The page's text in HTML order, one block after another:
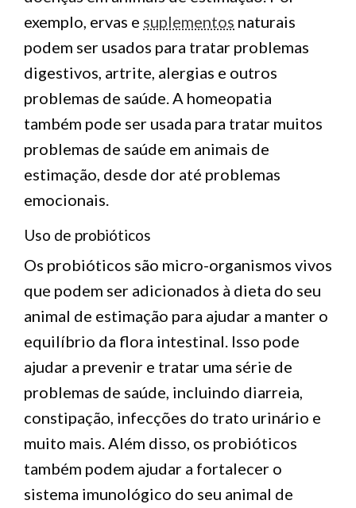
exemplo, ervas e suplementos naturais
podem ser usados ​​para tratar problemas
digestivos, artrite, alergias e outros
problemas de saúde. A homeopatia
também pode ser usada para tratar muitos
problemas de saúde em animais de
estimação, desde dor até problemas
emocionais.
Uso de probióticos
Os probióticos são micro-organismos vivos
que podem ser adicionados à dieta do seu
animal de estimação para ajudar a manter o
equilíbrio da flora intestinal. Isso pode
ajudar a prevenir e tratar uma série de
problemas de saúde, incluindo diarreia,
constipação, infecções do trato urinário e
muito mais. Além disso, os probióticos
também podem ajudar a fortalecer o
sistema imunológico do seu animal de